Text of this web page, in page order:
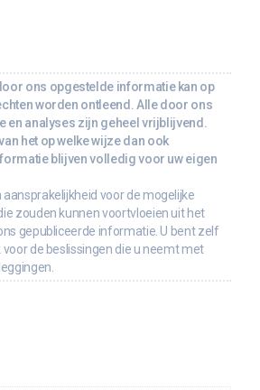
ons opgestelde informatie kan op
worden ontleend. Alle door ons
en analyses zijn geheel vrijblijvend.
het op welke wijze dan ook
blijven volledig voor uw eigen
voor de mogelijke
zouden kunnen voortvloeien uit het
gepubliceerde informatie. U bent zelf
de beslissingen die u neemt met